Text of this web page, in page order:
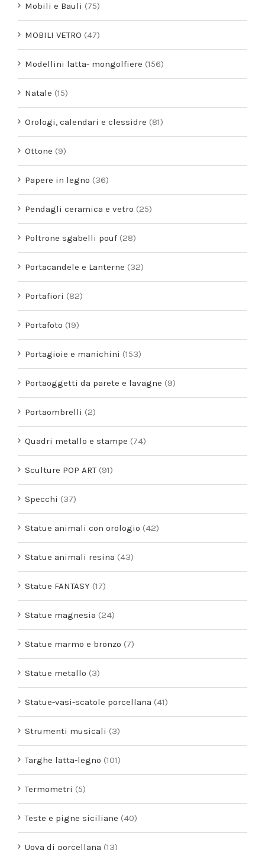
Mobili e Bauli (75)
MOBILI VETRO (47)
Modellini latta- mongolfiere (156)
Natale (15)
Orologi, calendari e clessidre (81)
Ottone (9)
Papere in legno (36)
Pendagli ceramica e vetro (25)
Poltrone sgabelli pouf (28)
Portacandele e Lanterne (32)
Portafiori (82)
Portafoto (19)
Portagioie e manichini (153)
Portaoggetti da parete e lavagne (9)
Portaombrelli (2)
Quadri metallo e stampe (74)
Sculture POP ART (91)
Specchi (37)
Statue animali con orologio (42)
Statue animali resina (43)
Statue FANTASY (17)
Statue magnesia (24)
Statue marmo e bronzo (7)
Statue metallo (3)
Statue-vasi-scatole porcellana (41)
Strumenti musicali (3)
Targhe latta-legno (101)
Termometri (5)
Teste e pigne siciliane (40)
Uova di porcellana (13)